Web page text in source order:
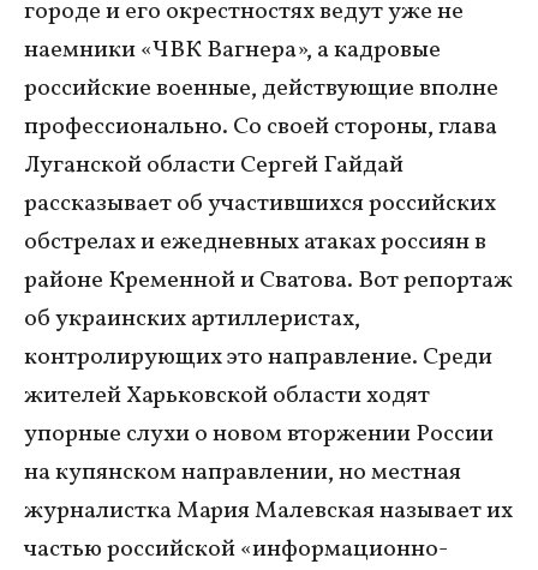
городе и его окрестностях ведут уже не
наемники «ЧВК Вагнера», а кадровые
российские военные, действующие вполне
профессионально. Со своей стороны, глава
Луганской области Сергей Гайдай
рассказывает об участившихся российских
обстрелах и ежедневных атаках россиян в
районе Кременной и Сватова. Вот репортаж
об украинских артиллеристах,
контролирующих это направление. Среди
жителей Харьковской области ходят
упорные слухи о новом вторжении России
на купянском направлении, но местная
журналистка Мария Малевская называет их
частью российской «информационно-